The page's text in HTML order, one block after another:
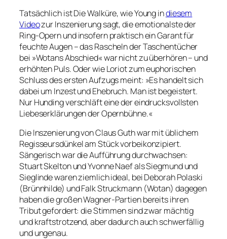
Tatsächlich istDie Walküre, wie Young indiesem
Videozur Inszenierung sagt, die emotionalste der
Ring-Opern und insofern praktisch ein Garant für
feuchte Augen – das Rascheln der Taschentücher
bei »Wotans Abschied« war nicht zu überhören – und
erhöhten Puls. Oder wie Loriot zum euphorischen
Schluss des ersten Aufzugs meint: »Es handelt sich
dabei um Inzest und Ehebruch. Man ist begeistert.
Nur Hunding verschläft eine der eindrucksvollsten
Liebeserklärungen der Opernbühne.«
Die Inszenierung von Claus Guth war mit üblichem
Regisseursdünkel am Stück vorbeikonzipiert.
Sängerisch war die Aufführung durchwachsen:
Stuart Skelton und Yvonne Naef als Siegmund und
Sieglinde waren ziemlich ideal, bei Deborah Polaski
(Brünnhilde) und Falk Struckmann (Wotan) dagegen
haben die großen Wagner-Partien bereits ihren
Tribut gefordert: die Stimmen sind zwar mächtig
und kraftstrotzend, aber dadurch auch schwerfällig
und ungenau.